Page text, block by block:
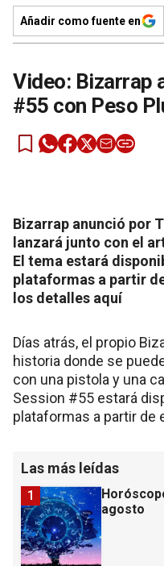
Añadir como fuente en
Video: Bizarrap
#55 con Peso
Bizarrap anunció por
lanzará junto con el
El tema estará
plataformas a partir
los detalles aquí
Días atrás, el propio
historia donde se
con una pistola y una
Session #55 estará
plataformas a partir de
Las más leídas
agosto
1